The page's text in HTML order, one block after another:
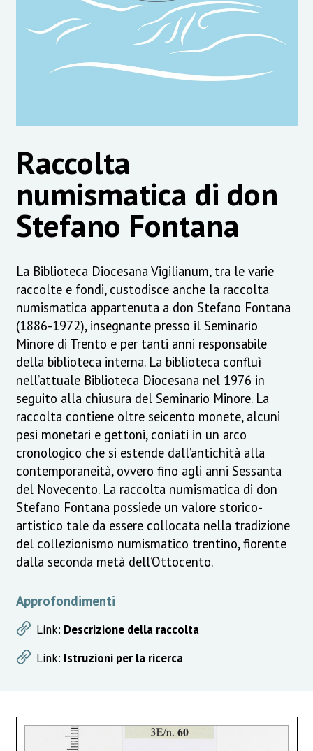
Raccolta
numismatica di don
Stefano Fontana
La Biblioteca Diocesana Vigilianum, tra le varie
raccolte e fondi, custodisce anche la raccolta
numismatica appartenuta a don Stefano Fontana
(1886-1972), insegnante presso il Seminario
Minore di Trento e per tanti anni responsabile
della biblioteca interna. La biblioteca confluì
nell’attuale Biblioteca Diocesana nel 1976 in
seguito alla chiusura del Seminario Minore. La
raccolta contiene oltre seicento monete, alcuni
pesi monetari e gettoni, coniati in un arco
cronologico che si estende dall’antichità alla
contemporaneità, ovvero fino agli anni Sessanta
del Novecento. La raccolta numismatica di don
Stefano Fontana possiede un valore storico-
artistico tale da essere collocata nella tradizione
del collezionismo numismatico trentino, fiorente
dalla seconda metà dell’Ottocento.
Approfondimenti
Link: Descrizione della raccolta
Link: Istruzioni per la ricerca